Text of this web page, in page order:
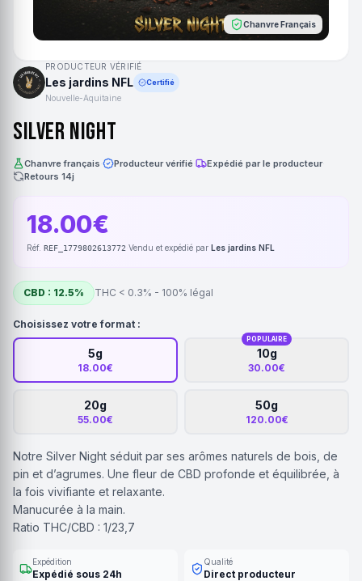
Chanvre Français
PRODUCTEUR VÉRIFIÉ
Les jardins NFL Certifié
Nouvelle-Aquitaine
Silver Night
Chanvre français Producteur vérifié Expédié par le producteur·
Retours 14j
18.00€
Réf. REF_1779802613772 Vendu et expédié par Les jardins NFL
CBD : 12.5% THC < 0.3% - 100% légal
Choisissez votre format :
5g
18.00€
POPULAIRE
10g
30.00€
20g
55.00€
50g
120.00€
Notre Silver Night séduit par ses arômes naturels de bois, de
pin et d’agrumes. Une fleur de CBD profonde et équilibrée, à
la fois vivifiante et relaxante.
Manucurée à la main.
Ratio THC/CBD : 1/23,7
Expédition
Expédié sous 24h
Qualité
Direct producteur